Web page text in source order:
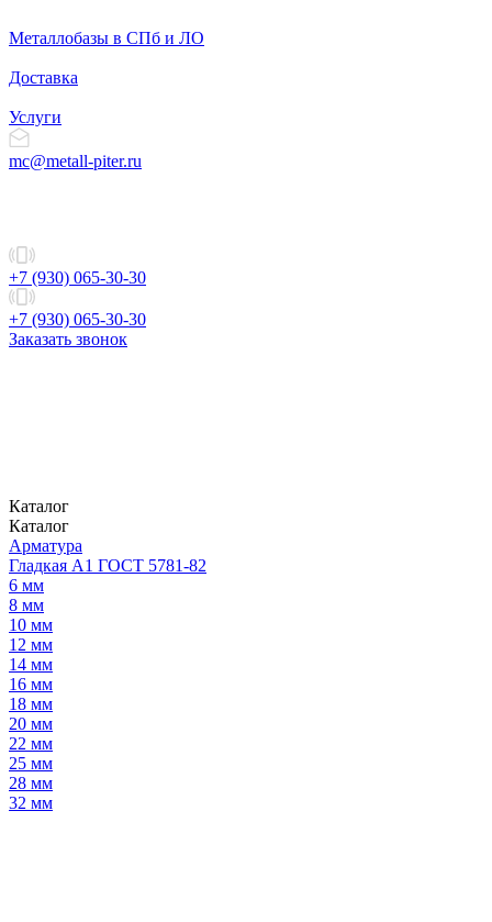
Металлобазы в СПб и ЛО
Доставка
Услуги
mc@metall-piter.ru
+7 (930) 065-30-30
+7 (930) 065-30-30
Заказать звонок
Каталог
Каталог
Арматура
Гладкая А1 ГОСТ 5781-82
6 мм
8 мм
10 мм
12 мм
14 мм
16 мм
18 мм
20 мм
22 мм
25 мм
28 мм
32 мм